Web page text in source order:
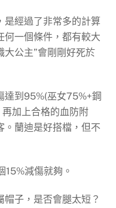
是經過了非常多的計算
何一個條件，都有較大
大公主”會剛剛好死於
達到95%(巫女75%+鋼
加上合格的血防附
。蘭迪是好搭檔，但不
減傷就夠。
子，是否會腿太短？